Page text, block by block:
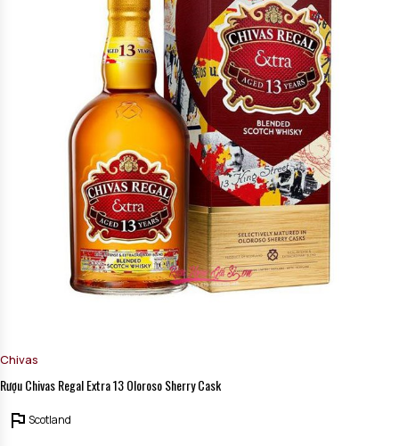
Chivas
Rượu Chivas Regal Extra 13 Oloroso Sherry Cask
Scotland